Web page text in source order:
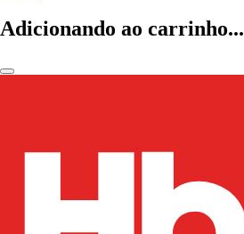
Adicionando ao carrinho...